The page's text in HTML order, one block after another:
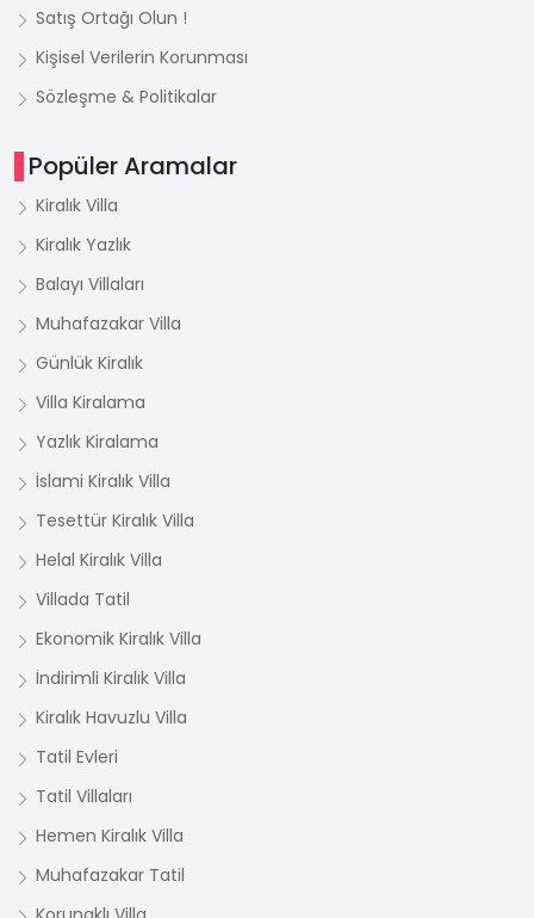
Satış Ortağı Olun !
Kişisel Verilerin Korunması
Sözleşme & Politikalar
Popüler Aramalar
Kiralık Villa
Kiralık Yazlık
Balayı Villaları
Muhafazakar Villa
Günlük Kiralık
Villa Kiralama
Yazlık Kiralama
İslami Kiralık Villa
Tesettür Kiralık Villa
Helal Kiralık Villa
Villada Tatil
Ekonomik Kiralık Villa
İndirimli Kiralık Villa
Kiralık Havuzlu Villa
Tatil Evleri
Tatil Villaları
Hemen Kiralık Villa
Muhafazakar Tatil